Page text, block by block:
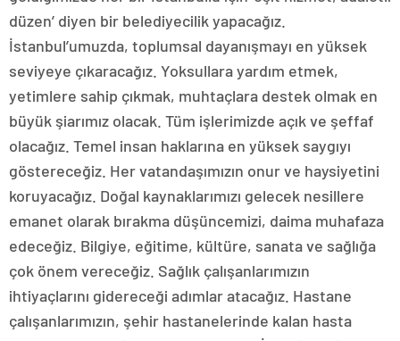
düzen’ diyen bir belediyecilik yapacağız.
İstanbul’umuzda, toplumsal dayanışmayı en yüksek
seviyeye çıkaracağız. Yoksullara yardım etmek,
yetimlere sahip çıkmak, muhtaçlara destek olmak en
büyük şiarımız olacak. Tüm işlerimizde açık ve şeffaf
olacağız. Temel insan haklarına en yüksek saygıyı
göstereceğiz. Her vatandaşımızın onur ve haysiyetini
koruyacağız. Doğal kaynaklarımızı gelecek nesillere
emanet olarak bırakma düşüncemizi, daima muhafaza
edeceğiz. Bilgiye, eğitime, kültüre, sanata ve sağlığa
çok önem vereceğiz. Sağlık çalışanlarımızın
ihtiyaçlarını gidereceği adımlar atacağız. Hastane
çalışanlarımızın, şehir hastanelerinde kalan hasta